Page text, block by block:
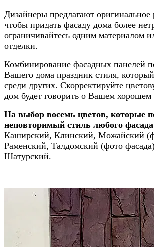
Дизайнеры предлагают оригинальное
чтобы придать фасаду дома более
ограничивайтесь одним материалом
отделки.
Комбинирование фасадных панелей
Вашего дома праздник стиля,
среди других. Скорректируйте
дом будет говорить о Вашем хорошем
На выбор восемь цветов, которые
неповторимый стиль любого
Каширский, Клинский, Можайский
Раменский, Талдомский (фото
Шатурский.